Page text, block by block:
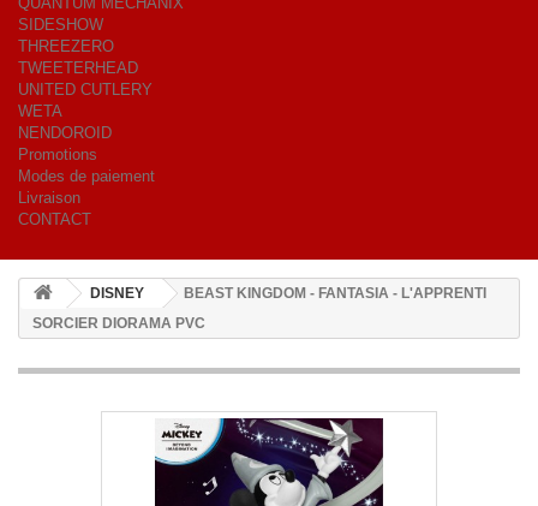
SIDESHOW
THREEZERO
TWEETERHEAD
UNITED CUTLERY
WETA
NENDOROID
Promotions
Modes de paiement
Livraison
CONTACT
DISNEY
BEAST KINGDOM - FANTASIA - L'APPRENTI
SORCIER DIORAMA PVC